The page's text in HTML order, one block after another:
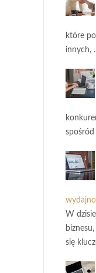
które
innych,
W
się